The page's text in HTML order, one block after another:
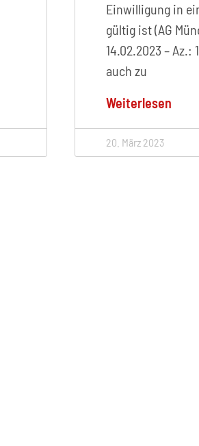
Einwilligung in
gültig ist (AG
14.02.2023 – Az.:
auch zu
Weiterlesen
20. März 2023